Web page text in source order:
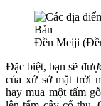
Đền Meiji
Đặc biệt, bạn sẽ
của xứ sở mặt trời
hay mua một tấm